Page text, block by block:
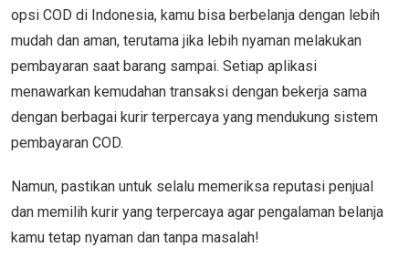
opsi COD di Indonesia, kamu bisa berbelanja dengan lebih
mudah dan aman, terutama jika lebih nyaman melakukan
pembayaran saat barang sampai. Setiap aplikasi
menawarkan kemudahan transaksi dengan bekerja sama
dengan berbagai kurir terpercaya yang mendukung sistem
pembayaran COD.
Namun, pastikan untuk selalu memeriksa reputasi penjual
dan memilih kurir yang terpercaya agar pengalaman belanja
kamu tetap nyaman dan tanpa masalah!